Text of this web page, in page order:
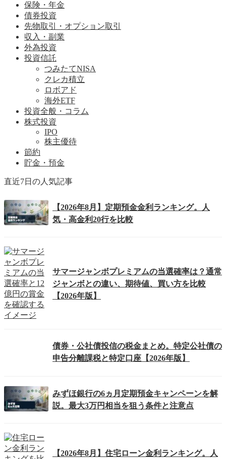
保険・年金
債券投資
先物取引・オプション取引
収入・副業
外為投資
投資信託
つみたてNISA
クレカ積立
ロボアド
海外ETF
投資全般・コラム
株式投資
IPO
株主優待
節約
貯金・預金
直近7日の人気記事
【2026年8月】定期預金金利ランキング。人
気・高金利20行を比較
サマージャンボプレミアムの当選確率は？通常
ジャンボとの違い、期待値、買い方を比較
【2026年版】
債券・公社債投信の税金まとめ。特定公社債の
申告分離課税と特定口座【2026年版】
みずほ銀行の6ヵ月定期預金キャンペーンを解
説。最大3万円相当を狙う条件と注意点
【2026年8月】住宅ローン金利ランキング。人